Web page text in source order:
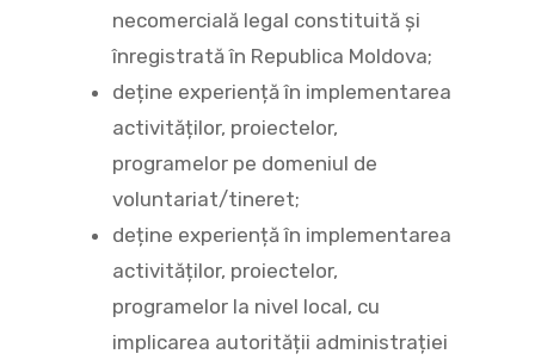
necomercială legal constituită și
înregistrată în Republica Moldova;
deține experiență în implementarea
activităților, proiectelor,
programelor pe domeniul de
voluntariat/tineret;
deține experiență în implementarea
activităților, proiectelor,
programelor la nivel local, cu
implicarea autorității administrației